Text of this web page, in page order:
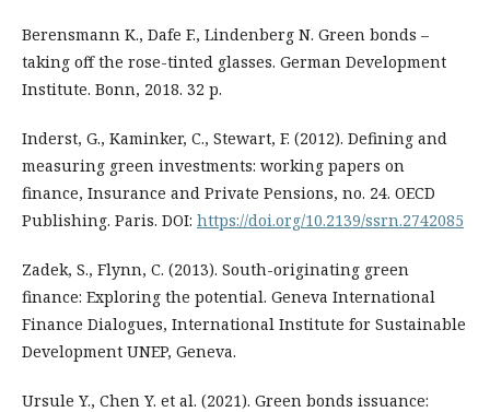
Berensmann K., Dafe F., Lindenberg N. Green bonds –
taking off the rose-tinted glasses. German Development
Institute. Bonn, 2018. 32 p.
Inderst, G., Kaminker, C., Stewart, F. (2012). Defining and
measuring green investments: working papers on
finance, Insurance and Private Pensions, no. 24. OECD
Publishing. Paris. DOI: https://doi.org/10.2139/ssrn.2742085
Zadek, S., Flynn, C. (2013). South-originating green
finance: Exploring the potential. Geneva International
Finance Dialogues, International Institute for Sustainable
Development UNEP, Geneva.
Ursule Y., Chen Y. et al. (2021). Green bonds issuance: